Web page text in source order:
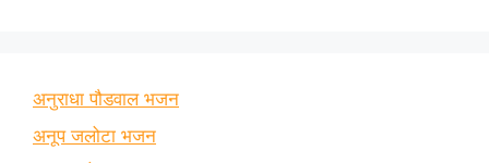
अनुराधा पौडवाल भजन
अनूप जलोटा भजन